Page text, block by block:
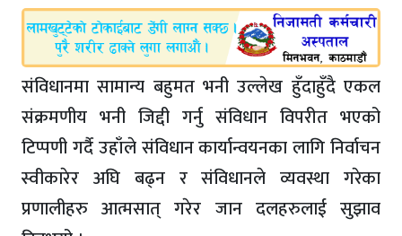
संविधानमा सामान्य बहुमत भनी उल्लेख हुँदाहुँदै एकल
संक्रमणीय भनी जिद्दी गर्नु संविधान विपरीत भएको
टिप्पणी गर्दै उहाँले संविधान कार्यान्वयनका लागि निर्वाचन
स्वीकारेर अघि बढ्न र संविधानले व्यवस्था गरेका
प्रणालीहरु आत्मसात् गरेर जान दलहरुलाई सुझाव